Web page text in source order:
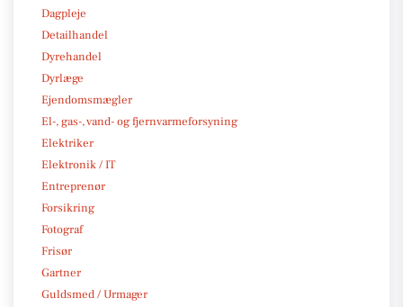
Dagpleje
Detailhandel
Dyrehandel
Dyrlæge
Ejendomsmægler
El-, gas-, vand- og fjernvarmeforsyning
Elektriker
Elektronik / IT
Entreprenør
Forsikring
Fotograf
Frisør
Gartner
Guldsmed / Urmager